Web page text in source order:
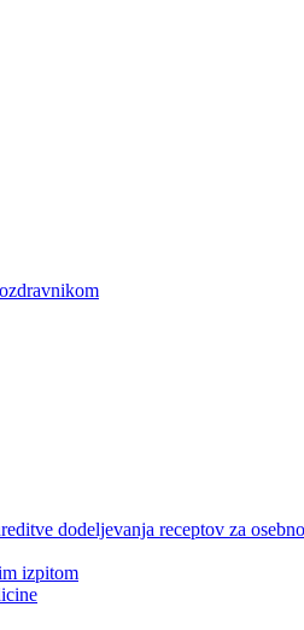
dodeljevanja receptov za
izpitom